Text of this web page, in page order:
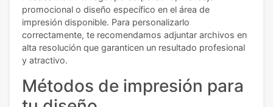
promocional o diseño específico en el área de
impresión disponible. Para personalizarlo
correctamente, te recomendamos adjuntar archivos en
alta resolución que garanticen un resultado profesional
y atractivo.
Métodos de impresión para